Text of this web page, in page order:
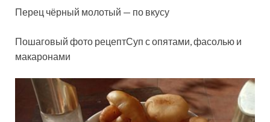
Перец чёрный молотый — по вкусу
Пошаговый фото рецептСуп с опятами, фасолью и
макаронами